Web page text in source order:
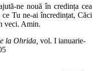
ne nouă în credința cea
Tu ne-ai încredințat, Căci
veci. Amin.
la Ohrida, vol. I ianuarie-